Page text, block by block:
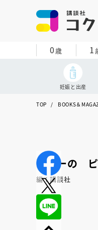
0歳 1
妊娠と出産
TOP BOOKS＆
ミニーの
編：講談社